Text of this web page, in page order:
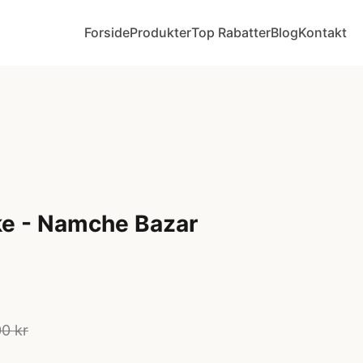
ForsideProdukterTop RabatterBlogKontakt
- Namche Bazar
kr